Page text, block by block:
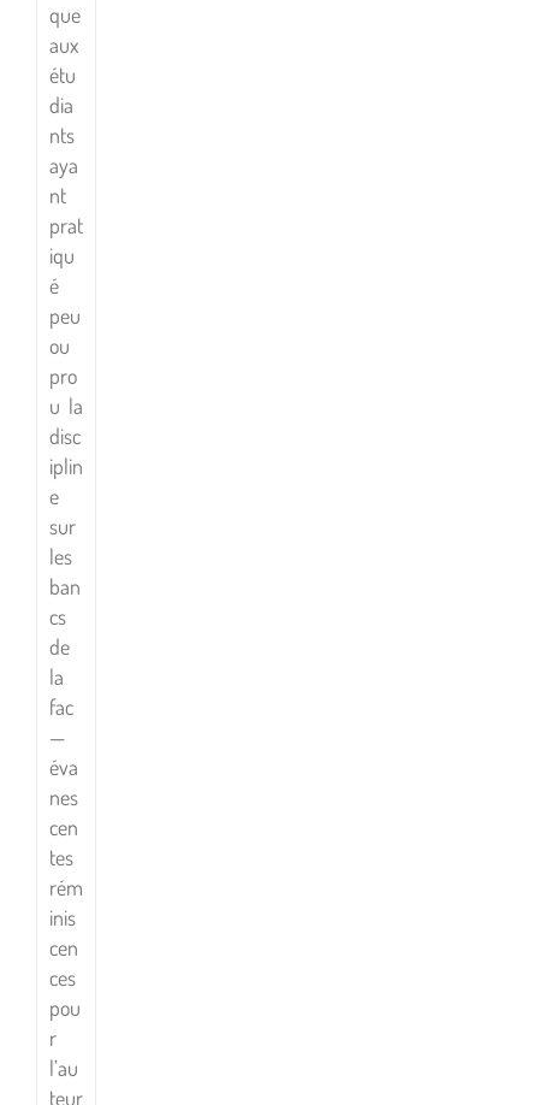
que
aux
étu
dia
nts
aya
nt
prat
iqu
é
peu
ou
pro
u la
disc
iplin
e
sur
les
ban
cs
de
la
fac
—
éva
nes
cen
tes
rém
inis
cen
ces
pou
r
l’au
teur